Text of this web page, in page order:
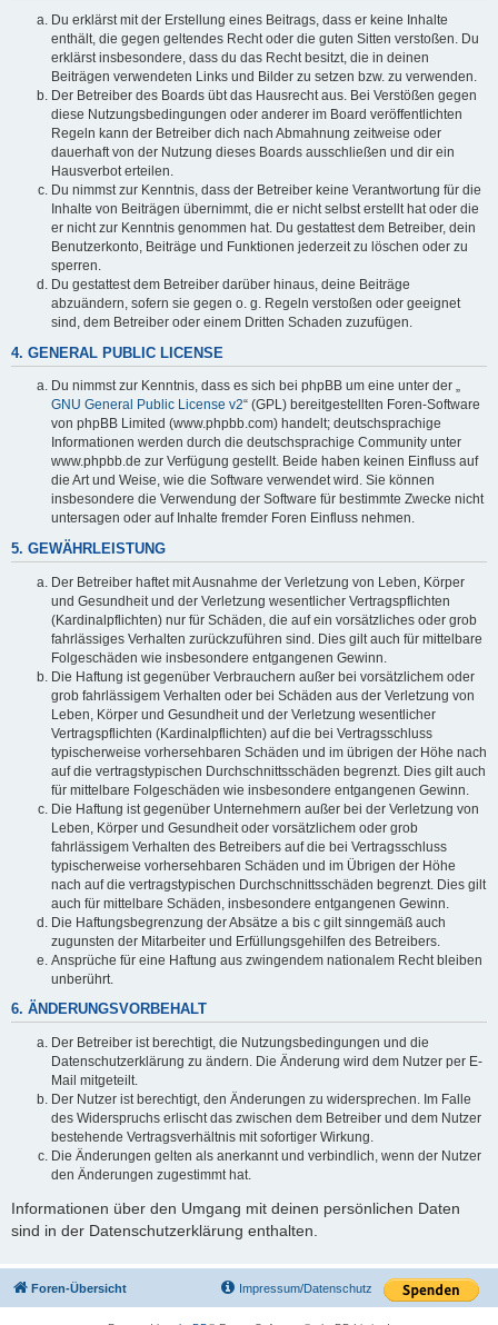
Du erklärst mit der Erstellung eines Beitrags, dass er keine Inhalte
enthält, die gegen geltendes Recht oder die guten Sitten verstoßen. Du
erklärst insbesondere, dass du das Recht besitzt, die in deinen
Beiträgen verwendeten Links und Bilder zu setzen bzw. zu verwenden.
Der Betreiber des Boards übt das Hausrecht aus. Bei Verstößen gegen
diese Nutzungsbedingungen oder anderer im Board veröffentlichten
Regeln kann der Betreiber dich nach Abmahnung zeitweise oder
dauerhaft von der Nutzung dieses Boards ausschließen und dir ein
Hausverbot erteilen.
Du nimmst zur Kenntnis, dass der Betreiber keine Verantwortung für die
Inhalte von Beiträgen übernimmt, die er nicht selbst erstellt hat oder die
er nicht zur Kenntnis genommen hat. Du gestattest dem Betreiber, dein
Benutzerkonto, Beiträge und Funktionen jederzeit zu löschen oder zu
sperren.
Du gestattest dem Betreiber darüber hinaus, deine Beiträge
abzuändern, sofern sie gegen o. g. Regeln verstoßen oder geeignet
sind, dem Betreiber oder einem Dritten Schaden zuzufügen.
4. GENERAL PUBLIC LICENSE
Du nimmst zur Kenntnis, dass es sich bei phpBB um eine unter der „
GNU General Public License v2“ (GPL) bereitgestellten Foren-Software
von phpBB Limited (www.phpbb.com) handelt; deutschsprachige
Informationen werden durch die deutschsprachige Community unter
www.phpbb.de zur Verfügung gestellt. Beide haben keinen Einfluss auf
die Art und Weise, wie die Software verwendet wird. Sie können
insbesondere die Verwendung der Software für bestimmte Zwecke nicht
untersagen oder auf Inhalte fremder Foren Einfluss nehmen.
5. GEWÄHRLEISTUNG
Der Betreiber haftet mit Ausnahme der Verletzung von Leben, Körper
und Gesundheit und der Verletzung wesentlicher Vertragspflichten
(Kardinalpflichten) nur für Schäden, die auf ein vorsätzliches oder grob
fahrlässiges Verhalten zurückzuführen sind. Dies gilt auch für mittelbare
Folgeschäden wie insbesondere entgangenen Gewinn.
Die Haftung ist gegenüber Verbrauchern außer bei vorsätzlichem oder
grob fahrlässigem Verhalten oder bei Schäden aus der Verletzung von
Leben, Körper und Gesundheit und der Verletzung wesentlicher
Vertragspflichten (Kardinalpflichten) auf die bei Vertragsschluss
typischerweise vorhersehbaren Schäden und im übrigen der Höhe nach
auf die vertragstypischen Durchschnittsschäden begrenzt. Dies gilt auch
für mittelbare Folgeschäden wie insbesondere entgangenen Gewinn.
Die Haftung ist gegenüber Unternehmern außer bei der Verletzung von
Leben, Körper und Gesundheit oder vorsätzlichem oder grob
fahrlässigem Verhalten des Betreibers auf die bei Vertragsschluss
typischerweise vorhersehbaren Schäden und im Übrigen der Höhe
nach auf die vertragstypischen Durchschnittsschäden begrenzt. Dies gilt
auch für mittelbare Schäden, insbesondere entgangenen Gewinn.
Die Haftungsbegrenzung der Absätze a bis c gilt sinngemäß auch
zugunsten der Mitarbeiter und Erfüllungsgehilfen des Betreibers.
Ansprüche für eine Haftung aus zwingendem nationalem Recht bleiben
unberührt.
6. ÄNDERUNGSVORBEHALT
Der Betreiber ist berechtigt, die Nutzungsbedingungen und die
Datenschutzerklärung zu ändern. Die Änderung wird dem Nutzer per E-
Mail mitgeteilt.
Der Nutzer ist berechtigt, den Änderungen zu widersprechen. Im Falle
des Widerspruchs erlischt das zwischen dem Betreiber und dem Nutzer
bestehende Vertragsverhältnis mit sofortiger Wirkung.
Die Änderungen gelten als anerkannt und verbindlich, wenn der Nutzer
den Änderungen zugestimmt hat.
Informationen über den Umgang mit deinen persönlichen Daten
sind in der Datenschutzerklärung enthalten.
Foren-Übersicht Impressum/Datenschutz